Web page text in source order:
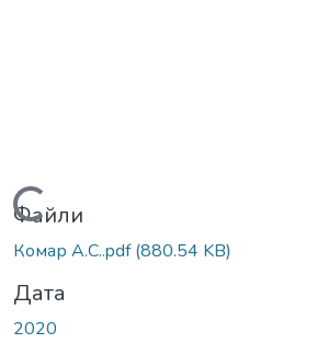
Вантажиться...
Файли
Комар А.С..pdf(880.54 KB)
Дата
2020